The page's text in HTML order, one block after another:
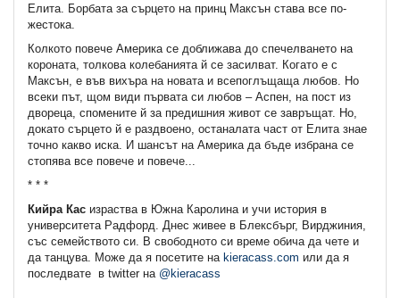
Елита. Борбата за сърцето на принц Максън става все по-
жестока.
Колкото повече Америка се доближава до спечелването на
короната, толкова колебанията й се засилват. Когато е с
Максън, е във вихъра на новата и всепоглъщаща любов. Но
всеки път, щом види първата си любов – Аспен, на пост из
двореца, спомените й за предишния живот се завръщат. Но,
докато сърцето й е раздвоено, останалата част от Елита знае
точно какво иска. И шансът на Америка да бъде избрана се
стопява все повече и повече...
* * *
Кийра Кас израства в Южна Каролина и учи история в
университета Радфорд. Днес живее в Блексбърг, Вирджиния,
със семейството си. В свободното си време обича да чете и
да танцува. Може да я посетите на kieracass.com или да я
последвате в twitter на @kieracass